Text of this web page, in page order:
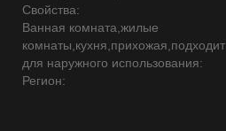
Свойства:
Ванная комната,жилые
комнаты,кухня,прихожая,подходит
для наружного использования:
Регион: